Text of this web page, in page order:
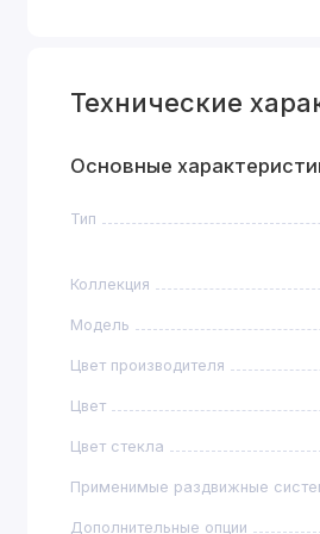
Технические
Основные
Тип
Коллекция
Модель
Цвет производителя
Цвет
Цвет стекла
Применимые раздвижные
Дополнительные опции